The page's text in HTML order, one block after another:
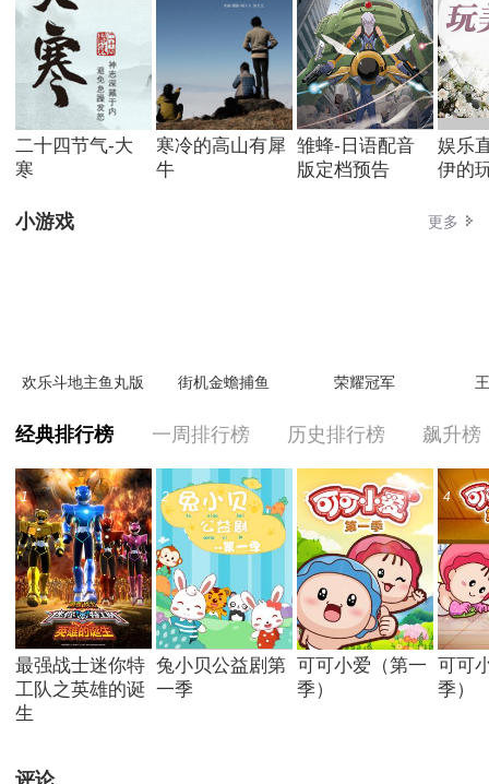
二十四节气-大
寒
寒冷的高山有犀
牛
雏蜂-日语配音
版定档预告
娱乐
伊的
小游戏 更多
欢乐斗地主鱼丸版 街机金蟾捕鱼 荣耀冠军
经典排行榜 一周排行榜 历史排行榜 飙升榜
最强战士迷你特
工队之英雄的诞
生
1
兔小贝公益剧第
一季
2
可可小爱（第一
季）
3
可可
季）
4